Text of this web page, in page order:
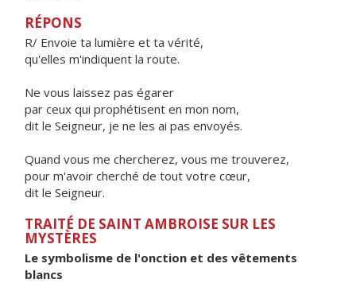
RÉPONS
R/ Envoie ta lumière et ta vérité,
qu'elles m'indiquent la route.
Ne vous laissez pas égarer
par ceux qui prophétisent en mon nom,
dit le Seigneur, je ne les ai pas envoyés.
Quand vous me chercherez, vous me trouverez,
pour m'avoir cherché de tout votre cœur,
dit le Seigneur.
TRAITÉ DE SAINT AMBROISE SUR LES
MYSTÈRES
Le symbolisme de l'onction et des vêtements
blancs